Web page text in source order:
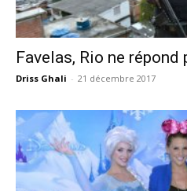
Favelas, Rio ne répond
Driss Ghali - 21 décembre 2017